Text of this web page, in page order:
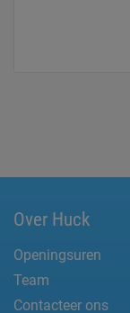
Over Huck
Openingsuren
Team
Contacteer ons